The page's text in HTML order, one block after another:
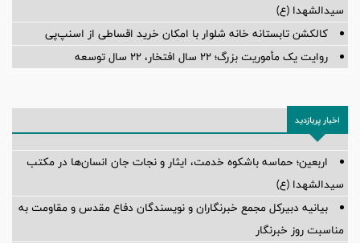
سیدالشهدا (ع)
کالکشن تابستانه خانه شلوار با امکان خرید اقساطی از اسنپ‌پی
روایت یک مأموریت بزرگ؛ ۲۲ سال افتخار، ۲۲ سال توسعه
اخبار پربازدید
اربعین؛ حماسه باشکوه خدمت، ایثار و نجات جان انسان‌ها در مکتب
سیدالشهدا (ع)
بیانیه دبیرکل مجمع خبرنگاران و نویسندگان دفاع مقدس و مقاومت به
مناسبت روز خبرنگار